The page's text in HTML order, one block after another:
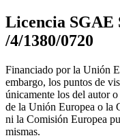
Licencia SGAE
/4/1380/0720
Financiado por la Unión
embargo, los puntos de
únicamente los del autor
de la Unión Europea o la
ni la Comisión Europea
mismas.